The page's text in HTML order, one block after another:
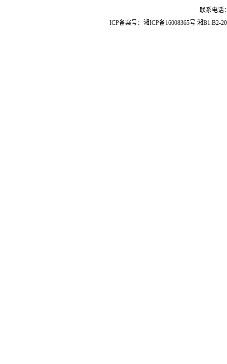
联系电话
ICP备案号： 湘ICP备16008365号 湘B1.B2-